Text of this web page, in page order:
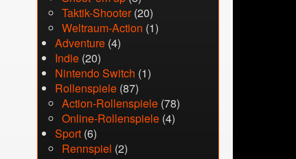
Taktik-Shooter(20)
Weltraum-Action (1)
Adventure (4)
Indie (20)
Nintendo Switch (1)
Rollenspiele (87)
Action-Rollenspiele (78)
Online-Rollenspiele (4)
Sport (6)
Rennspiel (2)